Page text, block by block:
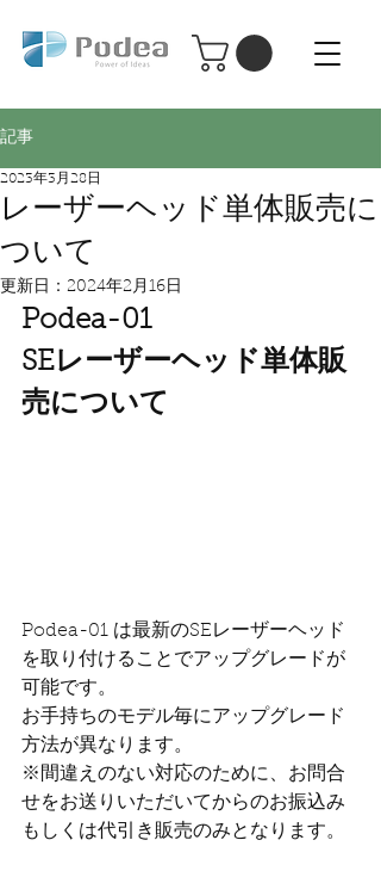
Podea パーソナル レーザー加工機
Podea
記事
レーザーヘッド単体販売に
ついて
2023年3月28日
更新日： 2024年2月16日
Podea-01
SEレーザーヘッド単体販
売について
Podea-01 は最新のSEレーザーヘッド
を取り付けることでアップグレードが
可能です。
お手持ちのモデル毎にアップグレード
方法が異なります。
※間違えのない対応のために、お問合
せをお送りいただいてからのお振込み
もしくは代引き販売のみとなります。